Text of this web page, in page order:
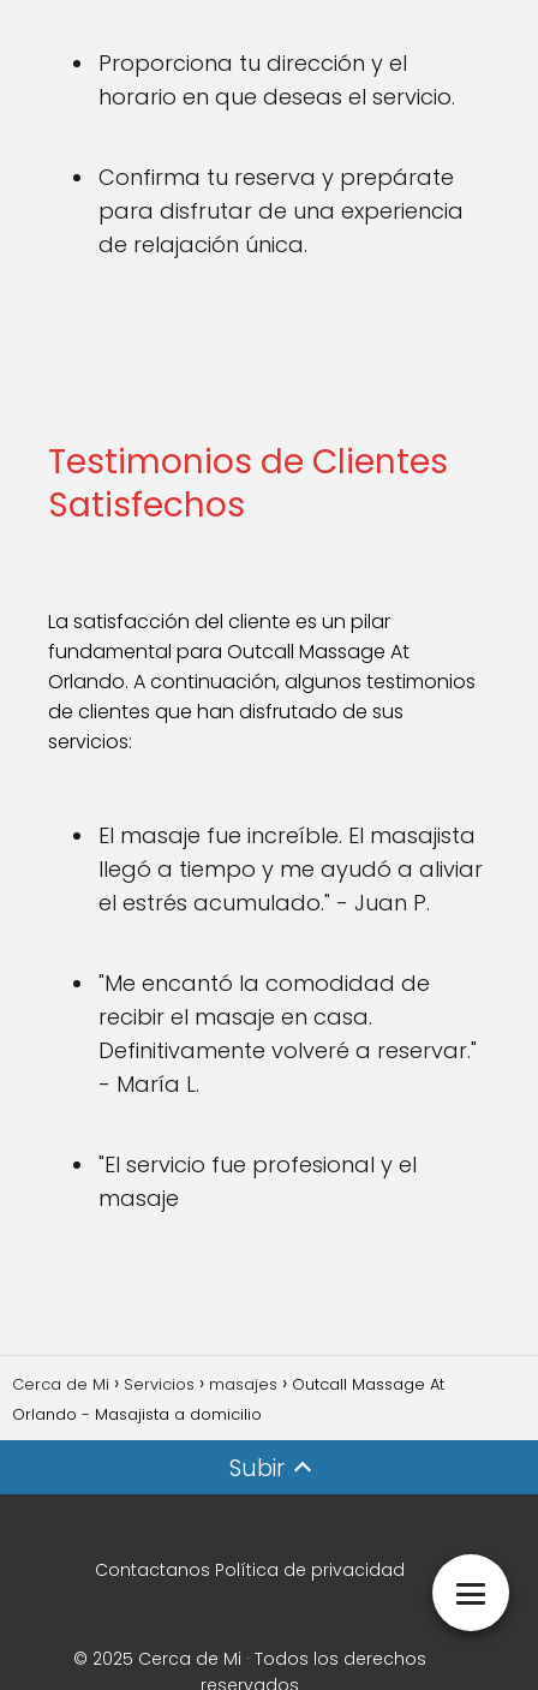
Proporciona tu dirección y el
horario en que deseas el servicio.
Confirma tu reserva y prepárate
para disfrutar de una experiencia
de relajación única.
Testimonios de Clientes
Satisfechos
La satisfacción del cliente es un pilar
fundamental para Outcall Massage At
Orlando. A continuación, algunos testimonios
de clientes que han disfrutado de sus
servicios:
El masaje fue increíble. El masajista
llegó a tiempo y me ayudó a aliviar
el estrés acumulado." - Juan P.
"Me encantó la comodidad de
recibir el masaje en casa.
Definitivamente volveré a reservar."
- María L.
"El servicio fue profesional y el
masaje
Cerca de Mi Servicios masajes
Outcall Massage At
Orlando - Masajista a domicilio
Subir
Contactanos Política de privacidad
© 2025 Cerca de Mi · Todos los derechos